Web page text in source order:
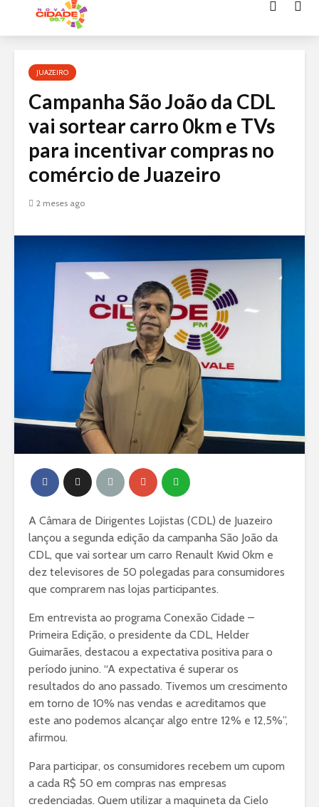
Acessar
conteúdoJUAZEIRO
Campanha São João da CDL
vai sortear carro 0km e TVs
para incentivar compras no
comércio de Juazeiro
2 meses ago
A Câmara de Dirigentes Lojistas (CDL) de Juazeiro
lançou a segunda edição da campanha São João da
CDL, que vai sortear um carro Renault Kwid 0km e
dez televisores de 50 polegadas para consumidores
que comprarem nas lojas participantes.
Em entrevista ao programa Conexão Cidade –
Primeira Edição, o presidente da CDL, Helder
Guimarães, destacou a expectativa positiva para o
período junino. “A expectativa é superar os
resultados do ano passado. Tivemos um crescimento
em torno de 10% nas vendas e acreditamos que
este ano podemos alcançar algo entre 12% e 12,5%”,
afirmou.
Para participar, os consumidores recebem um cupom
a cada R$ 50 em compras nas empresas
credenciadas. Quem utilizar a maquineta da Cielo